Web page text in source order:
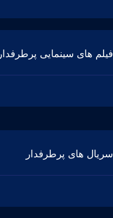
فیلم های سینمایی پرطرفدار
سریال های پرطرفدار